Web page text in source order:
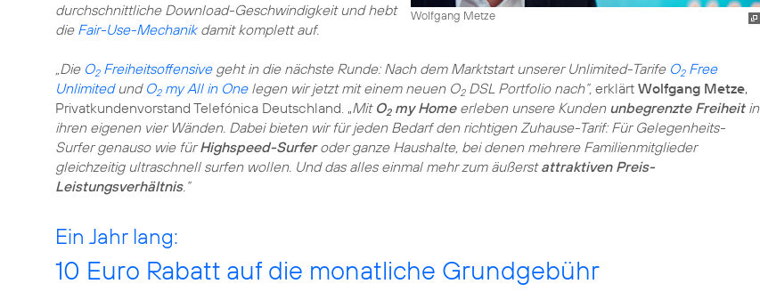
Wolfgang Metze
durchschnittliche Download-Geschwindigkeit und hebt
die Fair-Use-Mechanikdamit komplett auf.
„Die O2Freiheitsoffensivegeht in die nächste Runde: Nach dem Marktstart unserer Unlimited-Tarife O2Free
Unlimitedund O2my All in Onelegen wir jetzt mit einem neuen O2DSL Portfolio nach“, erklärt Wolfgang Metze,
Privatkundenvorstand Telefónica Deutschland. „Mit O2my Homeerleben unsere Kunden unbegrenzte Freiheitin
ihren eigenen vier Wänden. Dabei bieten wir für jeden Bedarf den richtigen Zuhause-Tarif: Für Gelegenheits-
Surfer genauso wie fürHighspeed-Surferoder ganze Haushalte, bei denen mehrere Familienmitglieder
gleichzeitig ultraschnell surfen wollen. Und das alles einmal mehr zum äußerstattraktiven Preis-
Leistungsverhältnis.“
Ein Jahr lang:
10 Euro Rabatt auf die monatliche Grundgebühr